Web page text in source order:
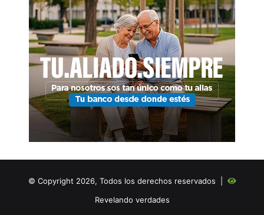
© Copyright 2026, Todos los derechos reservados |
Revelando verdades